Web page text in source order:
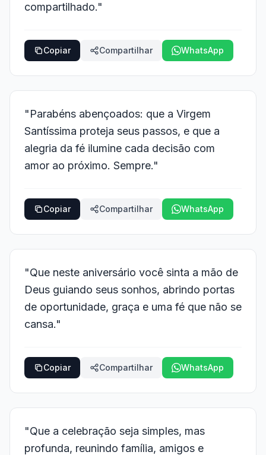
compartilhado."
Copiar Compartilhar WhatsApp
"Parabéns abençoados: que a Virgem
Santíssima proteja seus passos, e que a
alegria da fé ilumine cada decisão com
amor ao próximo. Sempre."
Copiar Compartilhar WhatsApp
"Que neste aniversário você sinta a mão de
Deus guiando seus sonhos, abrindo portas
de oportunidade, graça e uma fé que não se
cansa."
Copiar Compartilhar WhatsApp
"Que a celebração seja simples, mas
profunda, reunindo família, amigos e